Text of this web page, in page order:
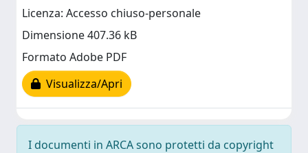
Licenza: Accesso chiuso-personale
Dimensione 407.36 kB
Formato Adobe PDF
Visualizza/Apri
I documenti in ARCA sono protetti da copyright